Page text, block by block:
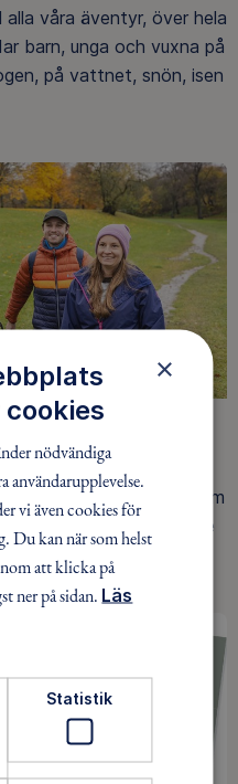
våra äventyr, över hela
barn, unga och vuxna på
på vattnet, snön, isen
så många som möjligt
och de hälsoeffekter som
du också till vårt arbete
×
nödvändiga
användarupplevelse.
vi även cookies för
Du kan när som helst
att klicka på
ner på sidan. Läs
Statistik